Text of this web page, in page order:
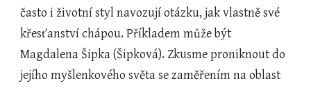
často i životní styl navozují otázku, jak vlastně své
křesťanství chápou. Příkladem může být
Magdalena Šipka (Šipková). Zkusme proniknout do
jejího myšlenkového světa se zaměřením na oblast